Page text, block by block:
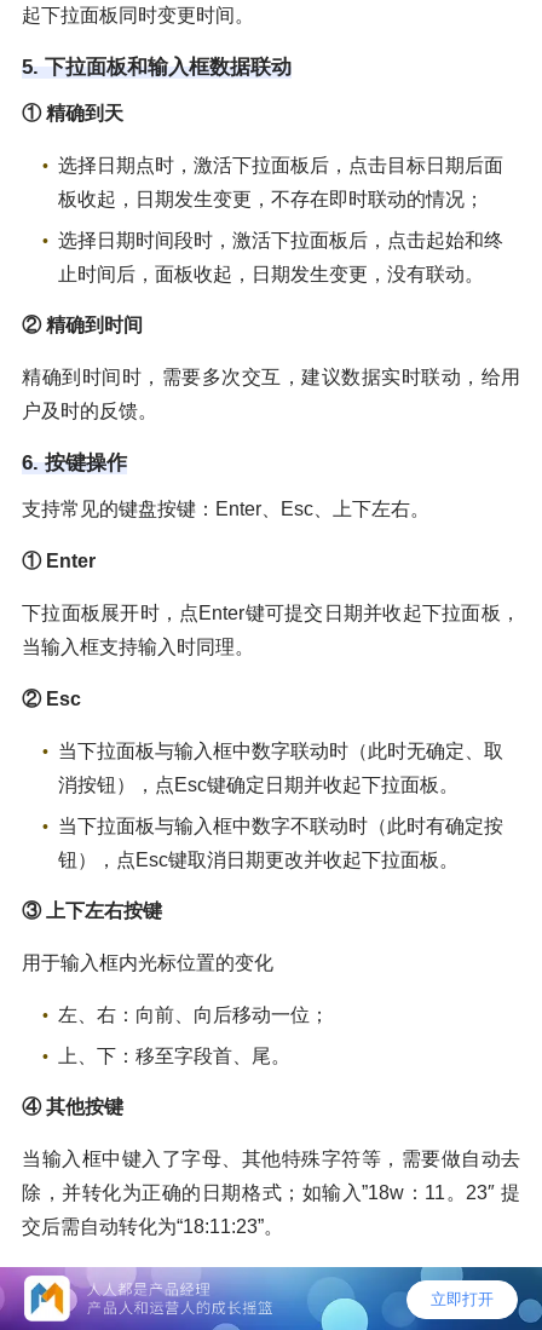
起下拉面板同时变更时间。
5. 下拉面板和输入框数据联动
① 精确到天
选择日期点时，激活下拉面板后，点击目标日期后面
板收起，日期发生变更，不存在即时联动的情况；
选择日期时间段时，激活下拉面板后，点击起始和终
止时间后，面板收起，日期发生变更，没有联动。
② 精确到时间
精确到时间时，需要多次交互，建议数据实时联动，给用
户及时的反馈。
6. 按键操作
支持常见的键盘按键：Enter、Esc、上下左右。
① Enter
下拉面板展开时，点Enter键可提交日期并收起下拉面板，
当输入框支持输入时同理。
② Esc
当下拉面板与输入框中数字联动时（此时无确定、取
消按钮），点Esc键确定日期并收起下拉面板。
当下拉面板与输入框中数字不联动时（此时有确定按
钮），点Esc键取消日期更改并收起下拉面板。
③ 上下左右按键
用于输入框内光标位置的变化
左、右：向前、向后移动一位；
上、下：移至字段首、尾。
④ 其他按键
当输入框中键入了字母、其他特殊字符等，需要做自动去
除，并转化为正确的日期格式；如输入”18w：11。23″ 提
交后需自动转化为“18:11:23”。
五、动效